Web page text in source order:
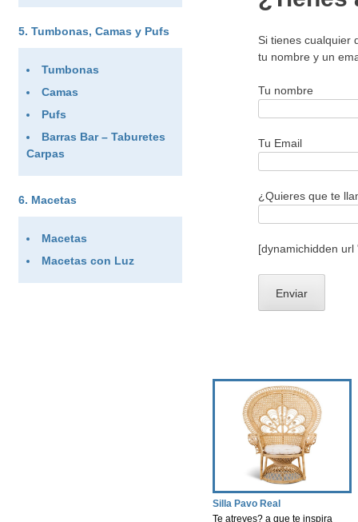
Si tienes cualquier
tu nombre y un
Tu nombre
Tu Email
¿Quieres que te
[dynamichidden url
Silla Pavo Real
Te atreves? a que te inspira
Tumbonas, Camas y Pufs
Tumbonas
Camas
Pufs
Barras Bar – Taburetes
Carpas
Macetas
Macetas
Macetas con Luz